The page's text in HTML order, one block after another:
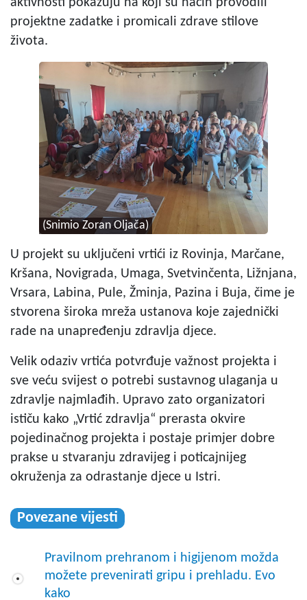
aktivnosti pokazuju na koji su način provodili
projektne zadatke i promicali zdrave stilove
života.
(Snimio Zoran Oljača)
U projekt su uključeni vrtići iz Rovinja, Marčane,
Kršana, Novigrada, Umaga, Svetvinčenta, Ližnjana,
Vrsara, Labina, Pule, Žminja, Pazina i Buja, čime je
stvorena široka mreža ustanova koje zajednički
rade na unapređenju zdravlja djece.
Velik odaziv vrtića potvrđuje važnost projekta i
sve veću svijest o potrebi sustavnog ulaganja u
zdravlje najmlađih. Upravo zato organizatori
ističu kako „Vrtić zdravlja“ prerasta okvire
pojedinačnog projekta i postaje primjer dobre
prakse u stvaranju zdravijeg i poticajnijeg
okruženja za odrastanje djece u Istri.
Povezane vijesti
Pravilnom prehranom i higijenom možda
možete prevenirati gripu i prehladu. Evo
kako